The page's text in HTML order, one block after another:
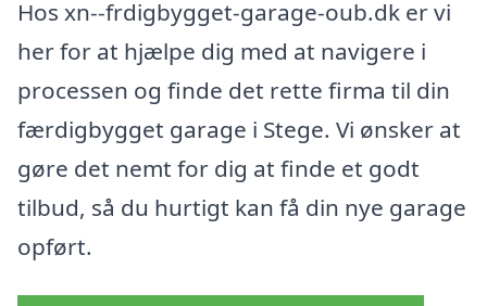
Hos xn--frdigbygget-garage-oub.dk er vi
her for at hjælpe dig med at navigere i
processen og finde det rette firma til din
færdigbygget garage i Stege. Vi ønsker at
gøre det nemt for dig at finde et godt
tilbud, så du hurtigt kan få din nye garage
opført.